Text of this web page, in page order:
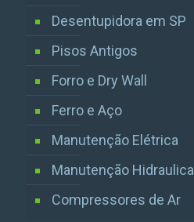
Desentupidora em SP
Pisos Antigos
Forro e Dry Wall
Ferro e Aço
Manutenção Elétrica
Manutenção Hidraulica
Compressores de Ar